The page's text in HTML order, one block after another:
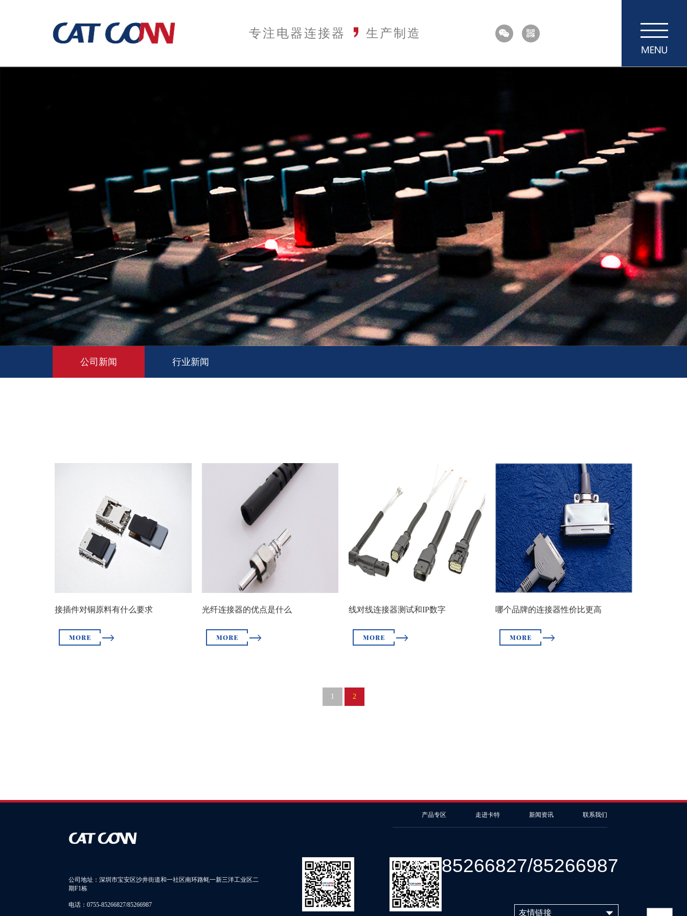
专注电器连接器 生产制造
公司新闻 行业新闻
接插件对铜原料有什么要求 光纤连接器的优点是什么 线对线连接器测试和IP数字 哪个品牌的连接器性价比更高
1 2
公司地址：深圳市宝安区沙井街道和一社区南环路蚝一新三洋工业区二
期F1栋
电话：0755-85266827/85266987
产品专区 走进卡特 新闻资讯 联系我们
0755-85266827/85266987
友情链接